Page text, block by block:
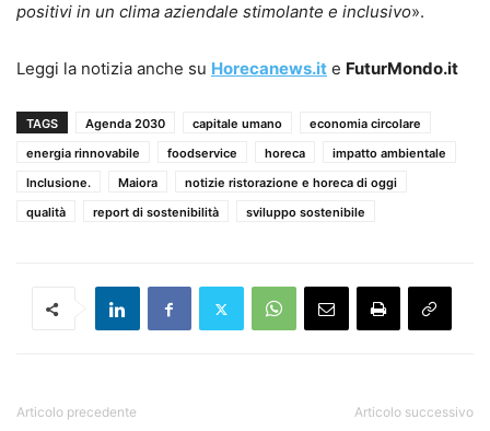
positivi in un clima aziendale stimolante e inclusivo».
Leggi la notizia anche su Horecanews.it e FuturMondo.it
TAGS Agenda 2030 capitale umano
economia circolare
energia rinnovabile
foodservice horeca
impatto ambientale
Inclusione.
Maiora
notizie ristorazione e horeca di oggi
qualità
report di sostenibilità sviluppo sostenibile
Articolo precedente Articolo successivo